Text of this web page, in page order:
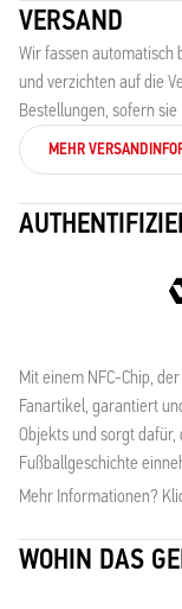
VERSAND
Wir fassen automatisch
und verzichten auf die
Bestellungen, sofern
MEHR
Mit einem NFC-Chip,
Fanartikel, garantiert
Objekts und sorgt
Fußballgeschichte
Mehr Informationen?
WOHIN DAS